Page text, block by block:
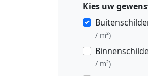
Kies uw
/ m²)
/ m²)